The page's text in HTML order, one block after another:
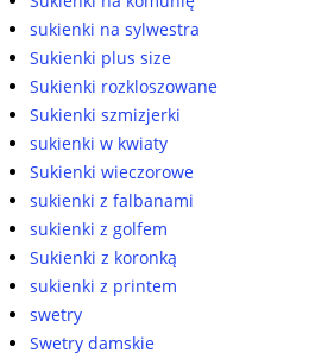
sukienki na sylwestra
Sukienki plus size
Sukienki rozkloszowane
Sukienki szmizjerki
sukienki w kwiaty
Sukienki wieczorowe
sukienki z falbanami
sukienki z golfem
Sukienki z koronką
sukienki z printem
swetry
Swetry damskie